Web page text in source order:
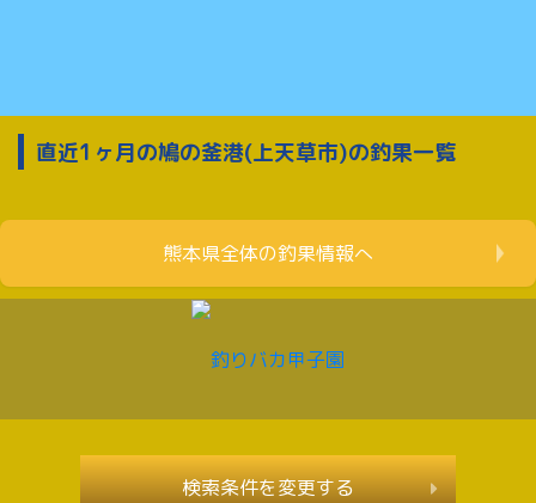
直近1ヶ月の鳩の釜港(上天草市)の釣果一覧
熊本県全体の釣果情報へ
検索条件を変更する